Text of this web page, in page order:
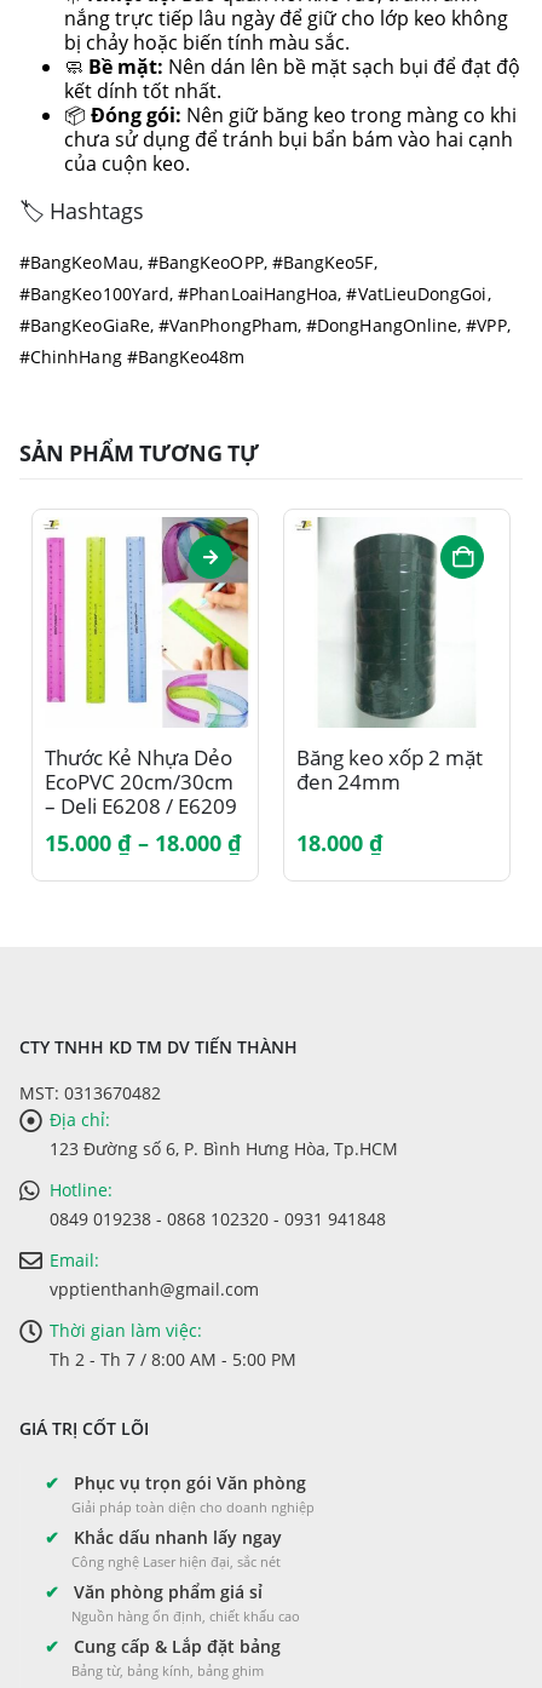
nắng trực tiếp lâu ngày để giữ cho lớp keo không
bị chảy hoặc biến tính màu sắc.
🧼 Bề mặt: Nên dán lên bề mặt sạch bụi để đạt độ
kết dính tốt nhất.
📦 Đóng gói: Nên giữ băng keo trong màng co khi
chưa sử dụng để tránh bụi bẩn bám vào hai cạnh
của cuộn keo.
🏷️ Hashtags
#BangKeoMau, #BangKeoOPP, #BangKeo5F,
#BangKeo100Yard, #PhanLoaiHangHoa, #VatLieuDongGoi,
#BangKeoGiaRe, #VanPhongPham, #DongHangOnline, #VPP,
#ChinhHang #BangKeo48m
SẢN PHẨM TƯƠNG TỰ
Thước Kẻ Nhựa Dẻo
EcoPVC 20cm/30cm
– Deli E6208 / E6209
15.000 ₫ – 18.000 ₫Khoảng
từ
Băng keo xốp 2 mặt
đen 24mm
18.000 ₫
CTY TNHH KD TM DV TIẾN THÀNH
MST: 0313670482
Địa chỉ:
123 Đường số 6, P. Bình Hưng Hòa, Tp.HCM
Hotline:
0849 019238 - 0868 102320 - 0931 941848
Email:
vpptienthanh@gmail.com
Thời gian làm việc:
Th 2 - Th 7 / 8:00 AM - 5:00 PM
GIÁ TRỊ CỐT LÕI
✔ Phục vụ trọn gói Văn phòng
Giải pháp toàn diện cho doanh nghiệp
✔ Khắc dấu nhanh lấy ngay
Công nghệ Laser hiện đại, sắc nét
✔ Văn phòng phẩm giá sỉ
Nguồn hàng ổn định, chiết khấu cao
✔ Cung cấp & Lắp đặt bảng
Bảng từ, bảng kính, bảng ghim